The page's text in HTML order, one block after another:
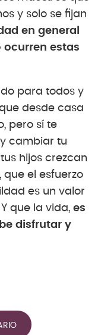
y solo se fijan
en general
estas
para todos y
desde casa
pero sí te
cambiar tu
hijos crezcan
el esfuerzo
es un valor
que la vida, es
disfrutar y